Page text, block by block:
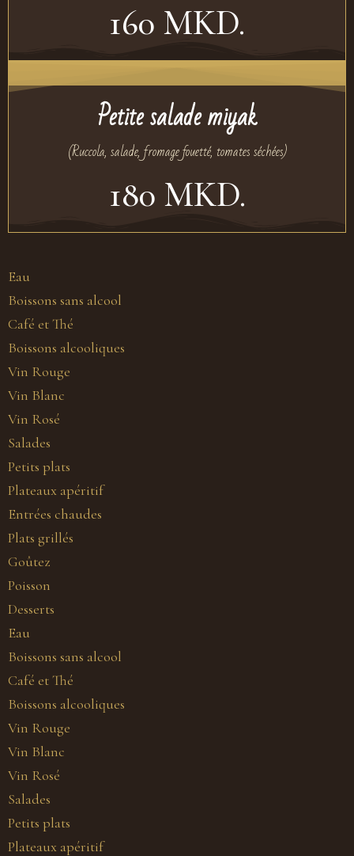
160 MKD.
Petite salade miyak
(Ruccola, salade, fromage fouetté, tomates séchées)
180 MKD.
Eau
Boissons sans alcool
Café et Thé
Boissons alcooliques
Vin Rouge
Vin Blanc
Vin Rosé
Salades
Petits plats
Plateaux apéritif
Entrées chaudes
Plats grillés
Goûtez
Poisson
Desserts
Eau
Boissons sans alcool
Café et Thé
Boissons alcooliques
Vin Rouge
Vin Blanc
Vin Rosé
Salades
Petits plats
Plateaux apéritif